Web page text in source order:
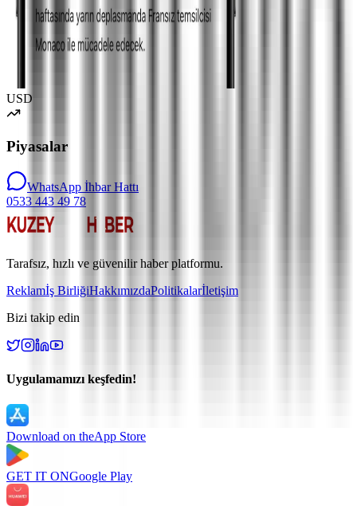
USD
Piyasalar
WhatsApp İhbar Hattı
0533 443 49 78
Tarafsız, hızlı ve güvenilir haber platformu.
Reklamİş BirliğiHakkımızdaPolitikalarİletişim
Bizi takip edin
Uygulamamızı keşfedin!
Download on theApp Store
GET IT ONGoogle Play